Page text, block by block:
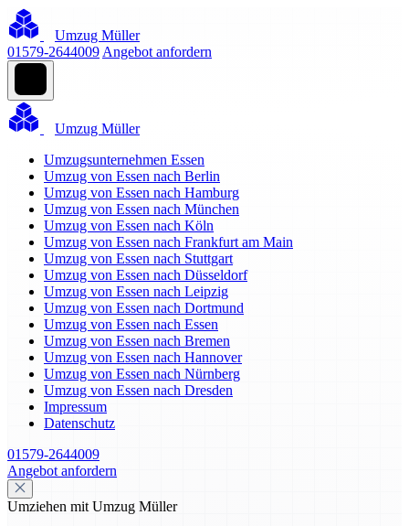
Umzug Müller
01579-2644009 Angebot anfordern
Umzug Müller
Umzugsunternehmen Essen
Umzug von Essen nach Berlin
Umzug von Essen nach Hamburg
Umzug von Essen nach München
Umzug von Essen nach Köln
Umzug von Essen nach Frankfurt am Main
Umzug von Essen nach Stuttgart
Umzug von Essen nach Düsseldorf
Umzug von Essen nach Leipzig
Umzug von Essen nach Dortmund
Umzug von Essen nach Essen
Umzug von Essen nach Bremen
Umzug von Essen nach Hannover
Umzug von Essen nach Nürnberg
Umzug von Essen nach Dresden
Impressum
Datenschutz
01579-2644009
Angebot anfordern
Umziehen mit Umzug Müller